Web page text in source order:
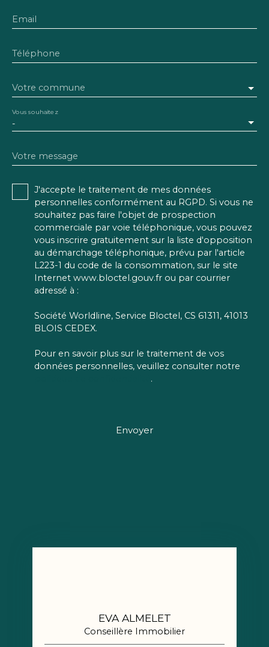
Email
Téléphone
Votre commune
-
Vous souhaitez
Votre message
J'accepte le traitement de mes données
personnelles conformément au RGPD. Si vous ne
souhaitez pas faire l'objet de prospection
commerciale par voie téléphonique, vous pouvez
vous inscrire gratuitement sur la liste d'opposition
au démarchage téléphonique, prévu par l'article
L223-1 du code de la consommation, sur le site
Internet www.bloctel.gouv.fr ou par courrier
adressé à :
Société Worldline, Service Bloctel, CS 61311, 41013
BLOIS CEDEX.
Pour en savoir plus sur le traitement de vos
données personnelles, veuillez consulter notre
.
Envoyer
EVA ALMELET
Conseillère Immobilier